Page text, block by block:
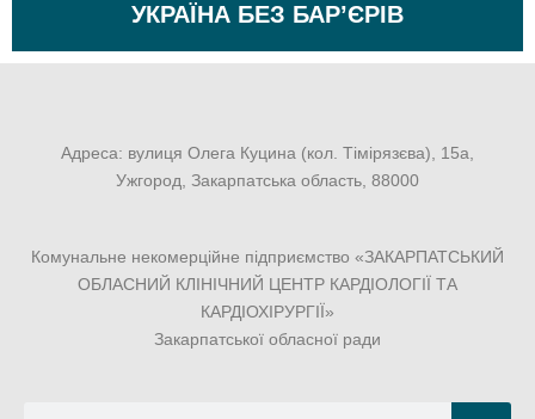
УКРАЇНА БЕЗ БАР’ЄРІВ
Адреса: вулиця Олега Куцина (кол. Тімірязєва), 15а,
Ужгород, Закарпатська область, 88000
Комунальне некомерційне підприємство «ЗАКАРПАТСЬКИЙ
ОБЛАСНИЙ КЛІНІЧНИЙ ЦЕНТР КАРДІОЛОГІЇ ТА
КАРДІОХІРУРГІЇ»
Закарпатської обласної ради